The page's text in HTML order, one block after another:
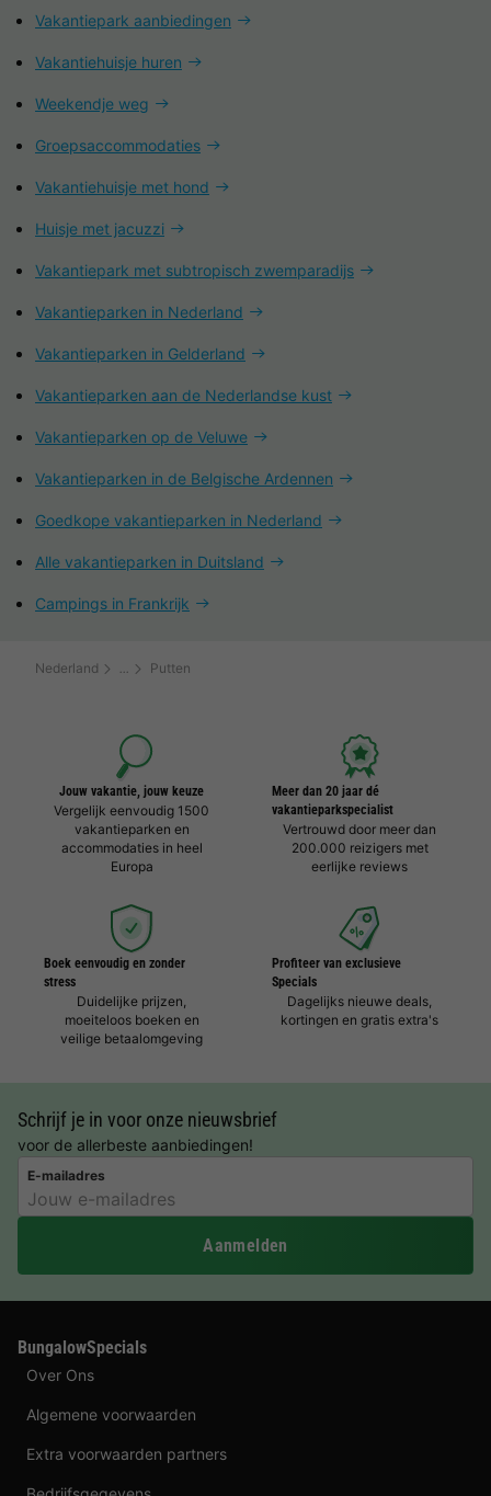
Vakantiepark aanbiedingen
Vakantiehuisje huren
Weekendje weg
Groepsaccommodaties
Vakantiehuisje met hond
Huisje met jacuzzi
Vakantiepark met subtropisch zwemparadijs
Vakantieparken in Nederland
Vakantieparken in Gelderland
Vakantieparken aan de Nederlandse kust
Vakantieparken op de Veluwe
Vakantieparken in de Belgische Ardennen
Goedkope vakantieparken in Nederland
Alle vakantieparken in Duitsland
Campings in Frankrijk
Nederland Putten
Jouw vakantie, jouw keuze
Vergelijk eenvoudig 1500
vakantieparken en
accommodaties in heel
Europa
Meer dan 20 jaar dé
vakantieparkspecialist
Vertrouwd door meer dan
200.000 reizigers met
eerlijke reviews
Boek eenvoudig en zonder
stress
Duidelijke prijzen,
moeiteloos boeken en
veilige betaalomgeving
Profiteer van exclusieve
Specials
Dagelijks nieuwe deals,
kortingen en gratis extra's
Schrijf je in voor onze nieuwsbrief
voor de allerbeste aanbiedingen!
E-mailadres
Aanmelden
BungalowSpecials
Over Ons
Algemene voorwaarden
Extra voorwaarden partners